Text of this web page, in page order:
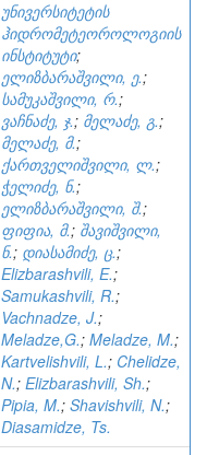
უნივერსიტეტის
ჰიდრომეტეოროლოგიის
ინსტიტუტი;
ელიზბარაშვილი, ე.;
სამუკაშვილი, რ.;
ვაჩნაძე, ჯ.; მელაძე, გ.;
მელაძე, მ.;
ქართველიშვილი, ლ.;
ჭელიძე, ნ.;
ელიზბარაშვილი, შ.;
ფიფია, მ.; შავიშვილი,
ნ.; დიასამიძე, ც.;
Elizbarashvili, E.;
Samukashvili, R.;
Vachnadze, J.;
Meladze,G.; Meladze, M.;
Kartvelishvili, L.; Chelidze,
N.; Elizbarashvili, Sh.;
Pipia, M.; Shavishvili, N.;
Diasamidze, Ts.